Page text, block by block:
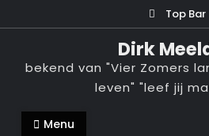
naar
inhoud
Top Bar
Dirk
bekend van "Vier Zomers
leven" "leef jij
Menu